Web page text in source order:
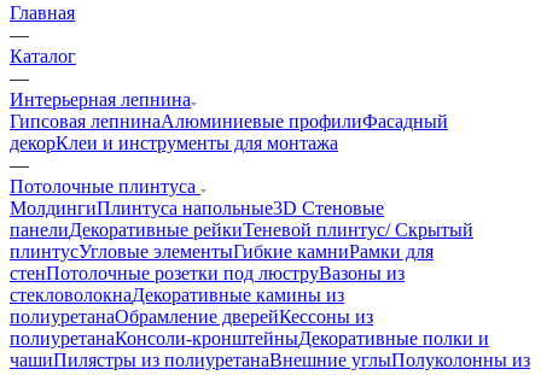
Главная
—
Каталог
—
Интерьерная лепнина
Гипсовая лепнинаАлюминиевые профилиФасадный
декорКлеи и инструменты для монтажа
—
Потолочные плинтуса
МолдингиПлинтуса напольные3D Стеновые
панелиДекоративные рейкиТеневой плинтус/ Скрытый
плинтусУгловые элементыГибкие камниРамки для
стенПотолочные розетки под люструВазоны из
стекловолокнаДекоративные камины из
полиуретанаОбрамление дверейКессоны из
полиуретанаКонсоли-кронштейныДекоративные полки и
чашиПилястры из полиуретанаВнешние углыПолуколонны из